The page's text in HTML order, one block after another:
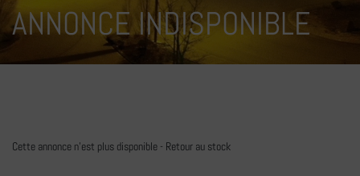
ANNONCE INDISPONIBLE
Cette annonce n'est plus disponible - Retour au stock